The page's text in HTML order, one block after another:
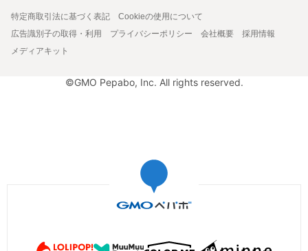
特定商取引法に基づく表記
Cookieの使用について
広告識別子の取得・利用
プライバシーポリシー 会社概要
採用情報
メディアキット
©GMO Pepabo, Inc. All rights reserved.